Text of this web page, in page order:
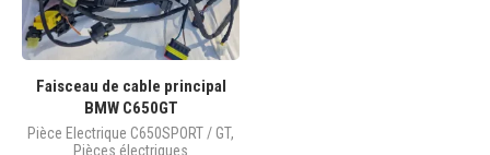
Faisceau de cable principal
BMW C650GT
Pièce Electrique C650SPORT / GT,
Pièces électriques